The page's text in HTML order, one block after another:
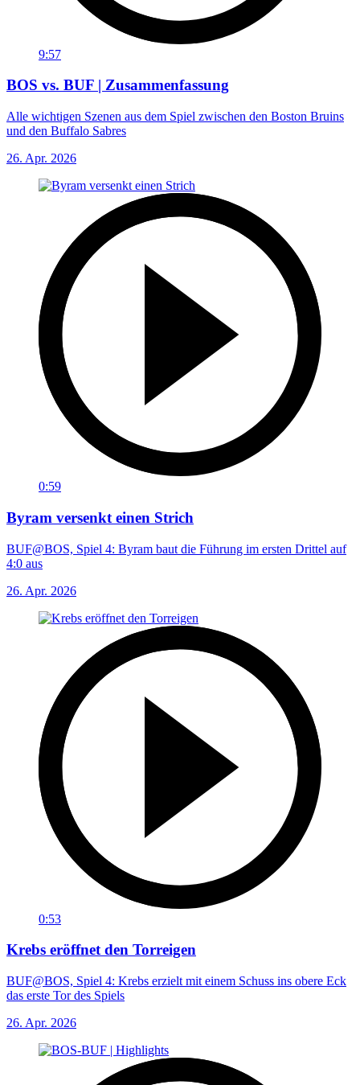
9:57
BOS vs. BUF | Zusammenfassung
Alle wichtigen Szenen aus dem Spiel zwischen den Boston Bruins
und den Buffalo Sabres
26. Apr. 2026
0:59
Byram versenkt einen Strich
BUF@BOS, Spiel 4: Byram baut die Führung im ersten Drittel auf
4:0 aus
26. Apr. 2026
0:53
Krebs eröffnet den Torreigen
BUF@BOS, Spiel 4: Krebs erzielt mit einem Schuss ins obere Eck
das erste Tor des Spiels
26. Apr. 2026